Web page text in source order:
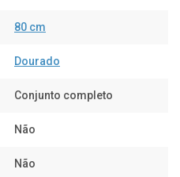
80 cm
Dourado
Conjunto completo
Não
Não